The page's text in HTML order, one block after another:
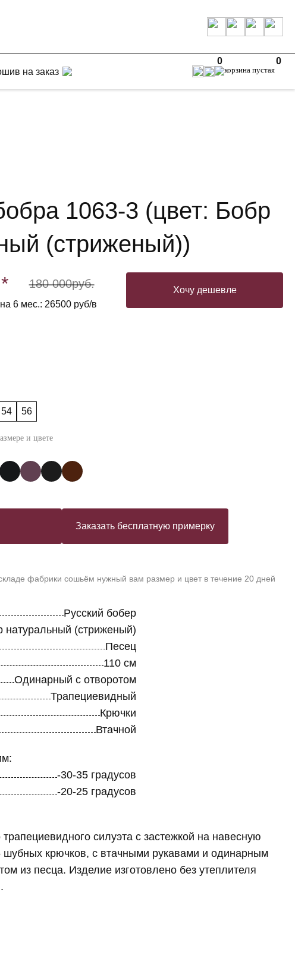
на заказ
0 0
1063-3 (цвет: Бобр
(стриженый))
180 000руб.
6 мес.: 26500 руб/в
Хочу дешевле
54 56
и цвете
Заказать бесплатную примерку
фабрики сошьём нужный вам размер и цвет в течение 20 дней
Русский бобер
натуральный (стриженый)
Песец
110 см
Одинарный с отворотом
Трапециевидный
Крючки
Втачной
-30-35 градусов
-20-25 градусов
трапециевидного силуэта с застежкой на навесную
шубных крючков, с втачными рукавами и одинарным
из песца. Изделие изготовлено без утеплителя